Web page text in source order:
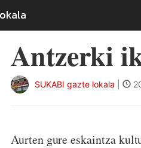
Antzerki
SUKABI gazte lokala
Aurten gure eskaintza